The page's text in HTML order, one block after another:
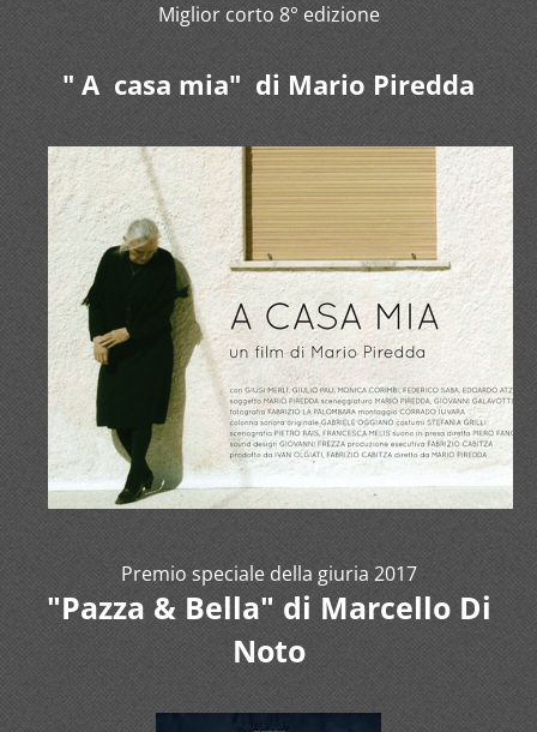
Miglior corto 8° edizione
" A casa mia"di Mario Piredda
Premio speciale della giuria 2017
"Pazza & Bella" di Marcello Di
Noto